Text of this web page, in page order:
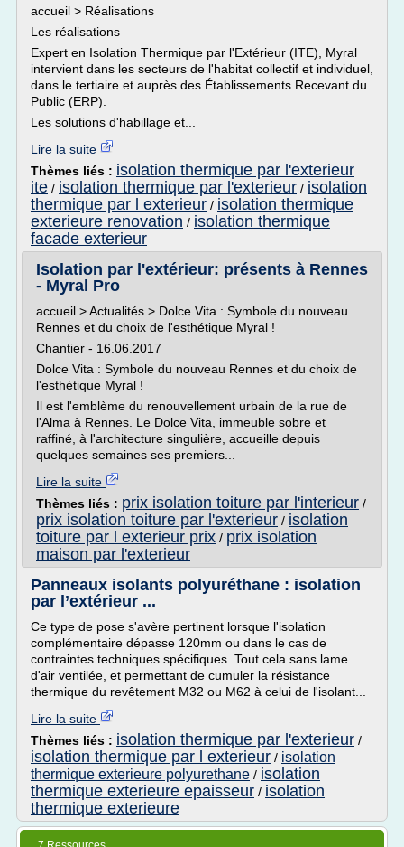
accueil > Réalisations
Les réalisations
Expert en Isolation Thermique par l'Extérieur (ITE), Myral
intervient dans les secteurs de l'habitat collectif et individuel,
dans le tertiaire et auprès des Établissements Recevant du
Public (ERP).
Les solutions d'habillage et...
Lire la suite
Thèmes liés : isolation thermique par l'exterieur
ite / isolation thermique par l'exterieur / isolation
thermique par l exterieur / isolation thermique
exterieure renovation / isolation thermique
facade exterieur
Isolation par l'extérieur: présents à Rennes
- Myral Pro
accueil > Actualités > Dolce Vita : Symbole du nouveau
Rennes et du choix de l'esthétique Myral !
Chantier - 16.06.2017
Dolce Vita : Symbole du nouveau Rennes et du choix de
l'esthétique Myral !
Il est l'emblème du renouvellement urbain de la rue de
l'Alma à Rennes. Le Dolce Vita, immeuble sobre et
raffiné, à l'architecture singulière, accueille depuis
quelques semaines ses premiers...
Lire la suite
Thèmes liés : prix isolation toiture par l'interieur /
prix isolation toiture par l'exterieur / isolation
toiture par l exterieur prix / prix isolation
maison par l'exterieur
Panneaux isolants polyuréthane : isolation
par l’extérieur ...
Ce type de pose s'avère pertinent lorsque l'isolation
complémentaire dépasse 120mm ou dans le cas de
contraintes techniques spécifiques. Tout cela sans lame
d'air ventilée, et permettant de cumuler la résistance
thermique du revêtement M32 ou M62 à celui de l'isolant...
Lire la suite
Thèmes liés : isolation thermique par l'exterieur /
isolation thermique par l exterieur / isolation
thermique exterieure polyurethane / isolation
thermique exterieure epaisseur / isolation
thermique exterieure